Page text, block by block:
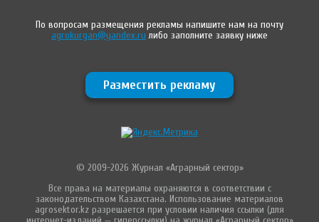
По вопросам размещения рекламы напишите нам на почту
agrokurgan@yandex.ru либо заполните заявку ниже
Разместить рекламу
© 2009-2026 Журнал «Аграрный сектор»
Все права на материалы охраняются в соответствии с
законодательством Казахстана. Использование материалов
agrosektor.kz разрешается при условии наличия ссылки (для